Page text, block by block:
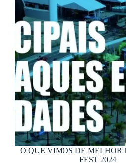
O QUE VIMOS DE MELHOR
FEST 2024